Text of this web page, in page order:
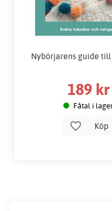
Nybörjarens guide
189 kr
Fåtal i
Köp